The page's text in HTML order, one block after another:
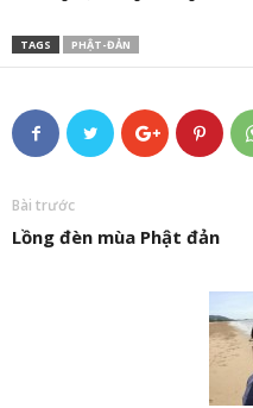
TAGS PHẬT-ĐẢN
Bài trước
Lồng đèn mùa Phật đản